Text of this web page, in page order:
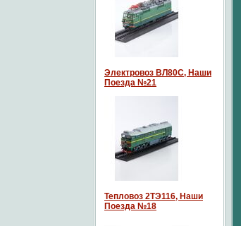
Электровоз ВЛ80С, Наши
Поезда №21
Тепловоз 2ТЭ116, Наши
Поезда №18